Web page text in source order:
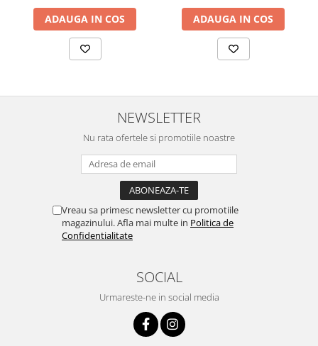
ADAUGA IN COS ADAUGA IN COS
NEWSLETTER
Nu rata ofertele si promotiile noastre
Vreau sa primesc newsletter cu promotiile
magazinului. Afla mai multe in Politica de
Confidentialitate
SOCIAL
Urmareste-ne in social media